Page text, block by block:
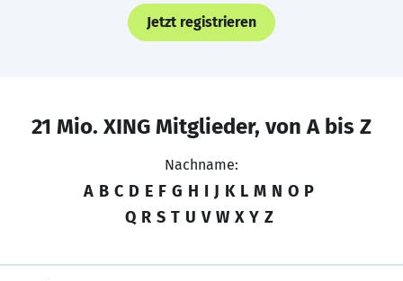
Jetzt registrieren
21 Mio. XING Mitglieder, von A bis Z
Nachname:
A B C D E F G H I J K L M N O P
Q R S T U V W X Y Z